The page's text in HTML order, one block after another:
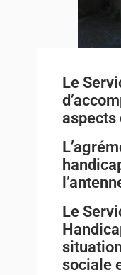
Le
aspects
Le
sociale